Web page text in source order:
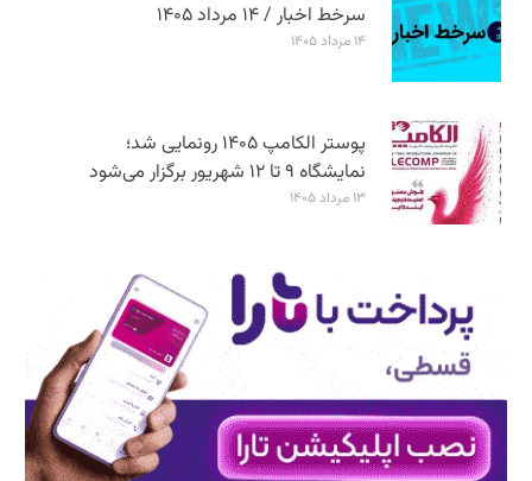
سرخط اخبار / ۱۴ مرداد ۱۴۰۵
۱۴ مرداد ۱۴۰۵
پوستر الکامپ ۱۴۰۵ رونمایی شد؛
نمایشگاه ۹ تا ۱۲ شهریور برگزار می‌شود
۱۳ مرداد ۱۴۰۵